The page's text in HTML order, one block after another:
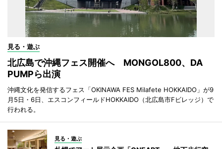
見る・遊ぶ
北広島で沖縄フェス開催へ MONGOL800、DA
PUMPら出演
沖縄文化を発信するフェス「OKINAWA FES Milafete HOKKAIDO」が9
月5日・6日、エスコンフィールドHOKKAIDO（北広島市Fビレッジ）で
行われる。
見る・遊ぶ